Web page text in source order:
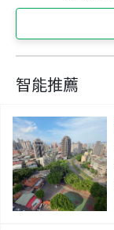
智能推薦